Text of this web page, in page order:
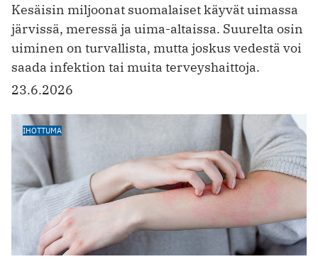
Kesäisin miljoonat suomalaiset käyvät uimassa
järvissä, meressä ja uima-altaissa. Suurelta osin
uiminen on turvallista, mutta joskus vedestä voi
saada infektion tai muita terveyshaittoja.
23.6.2026
IHOTTUMA